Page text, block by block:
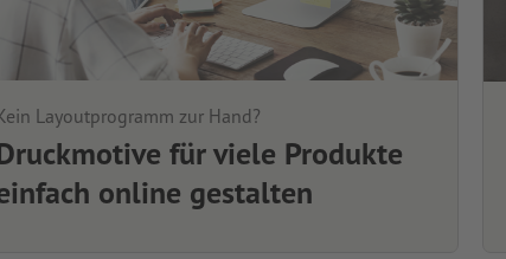
Layoutprogramm zur Hand?
für viele Produkte
online gestalten